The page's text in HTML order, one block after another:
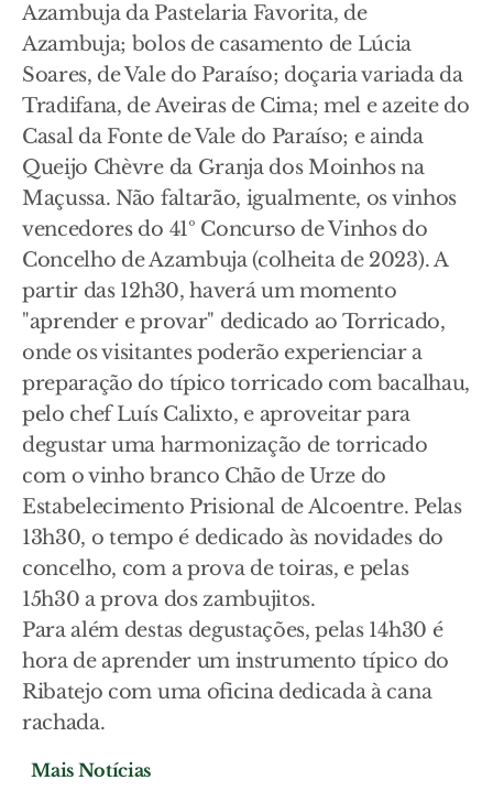
Azambuja da Pastelaria Favorita, de
Azambuja; bolos de casamento de Lúcia
Soares, de Vale do Paraíso; doçaria variada da
Tradifana, de Aveiras de Cima; mel e azeite do
Casal da Fonte de Vale do Paraíso; e ainda
Queijo Chèvre da Granja dos Moinhos na
Maçussa. Não faltarão, igualmente, os vinhos
vencedores do 41º Concurso de Vinhos do
Concelho de Azambuja (colheita de 2023). A
partir das 12h30, haverá um momento
"aprender e provar" dedicado ao Torricado,
onde os visitantes poderão experienciar a
preparação do típico torricado com bacalhau,
pelo chef Luís Calixto, e aproveitar para
degustar uma harmonização de torricado
com o vinho branco Chão de Urze do
Estabelecimento Prisional de Alcoentre. Pelas
13h30, o tempo é dedicado às novidades do
concelho, com a prova de toiras, e pelas
15h30 a prova dos zambujitos.
Para além destas degustações, pelas 14h30 é
hora de aprender um instrumento típico do
Ribatejo com uma oficina dedicada à cana
rachada.
Mais Notícias